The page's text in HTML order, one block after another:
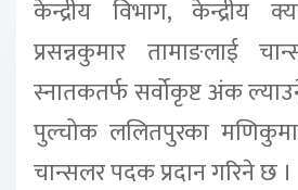
केन्द्रीय विभाग, केन्द्रीय
प्रसन्नकुमार तामाङलाई
स्नातकतर्फ सर्वोकृष्ट अंक
पुल्चोक ललितपुरका
चान्सलर पदक प्रदान गरिने छ ।